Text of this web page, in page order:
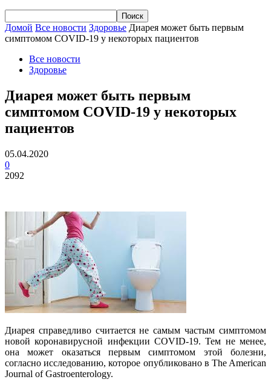
Домой Все новости Здоровье Диарея может быть первым
симптомом COVID-19 у некоторых пациентов
Все новости
Здоровье
Диарея может быть первым
симптомом COVID-19 у некоторых
пациентов
05.04.2020
0
2092
Диарея справедливо считается не самым частым симптомом
новой коронавирусной инфекции COVID-19. Тем не менее,
она может оказаться первым симптомом этой болезни,
согласно исследованию, которое опубликовано в The American
Journal of Gastroenterology.